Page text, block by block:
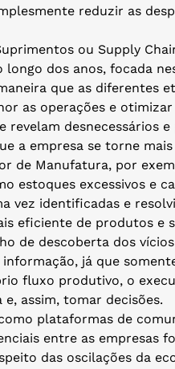
reduzir as
ou Supply
dos anos, focada
que as diferentes
as operações e
revelam desnecessários
a empresa se torne
de Manufatura, por
estoques excessivos e
vez identificadas e
eficiente de produtos e
de descoberta dos
já que
fluxo produtivo, o
assim, tomar decisões.
plataformas de
entre as empresas
das oscilações da